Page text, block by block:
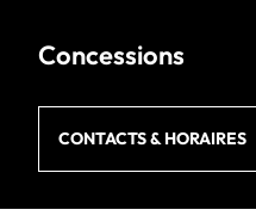
Concessions
CONTACTS & HORAIRES